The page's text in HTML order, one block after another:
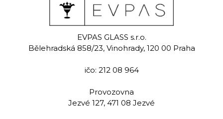
Evpas garnet
Ručně rytá sklenice na
lihoviny 60 ml
1 129,00 Kč
Ručně
EVPAS GLASS s.r.o.
Bělehradská 858/23, Vinohrady, 120 00 Praha
ičo: 212 08 964
Provozovna
Jezvé 127, 471 08 Jezvé